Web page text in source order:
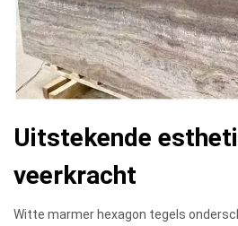
Uitstekende
veerkracht
Witte marmer hexagon tegels